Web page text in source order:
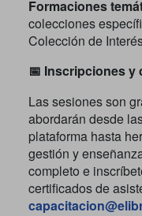
Formaciones
colecciones
Colección de
📅 Inscripciones y
Las sesiones son
abordarán desde
plataforma hasta
gestión y
completo e
certificados de